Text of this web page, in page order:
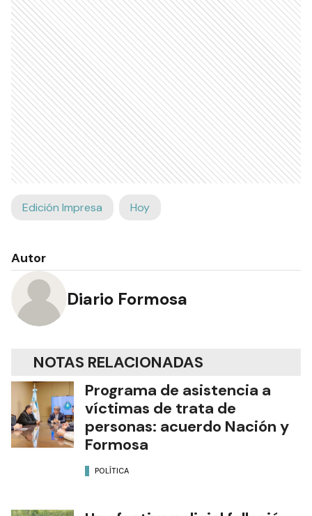
Edición Impresa Hoy
Autor
Diario Formosa
NOTAS RELACIONADAS
Programa de asistencia a
víctimas de trata de
personas: acuerdo Nación y
Formosa
POLÍTICA